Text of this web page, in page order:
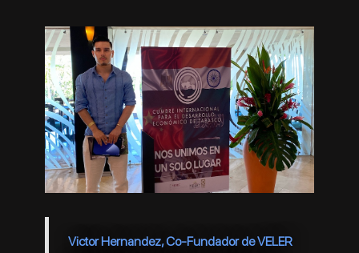
Victor Hernandez, Co-Fundador de VELER